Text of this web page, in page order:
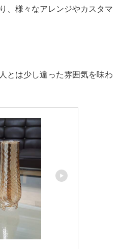
、様々なアレンジやカスタマ
とは少し違った雰囲気を味わ